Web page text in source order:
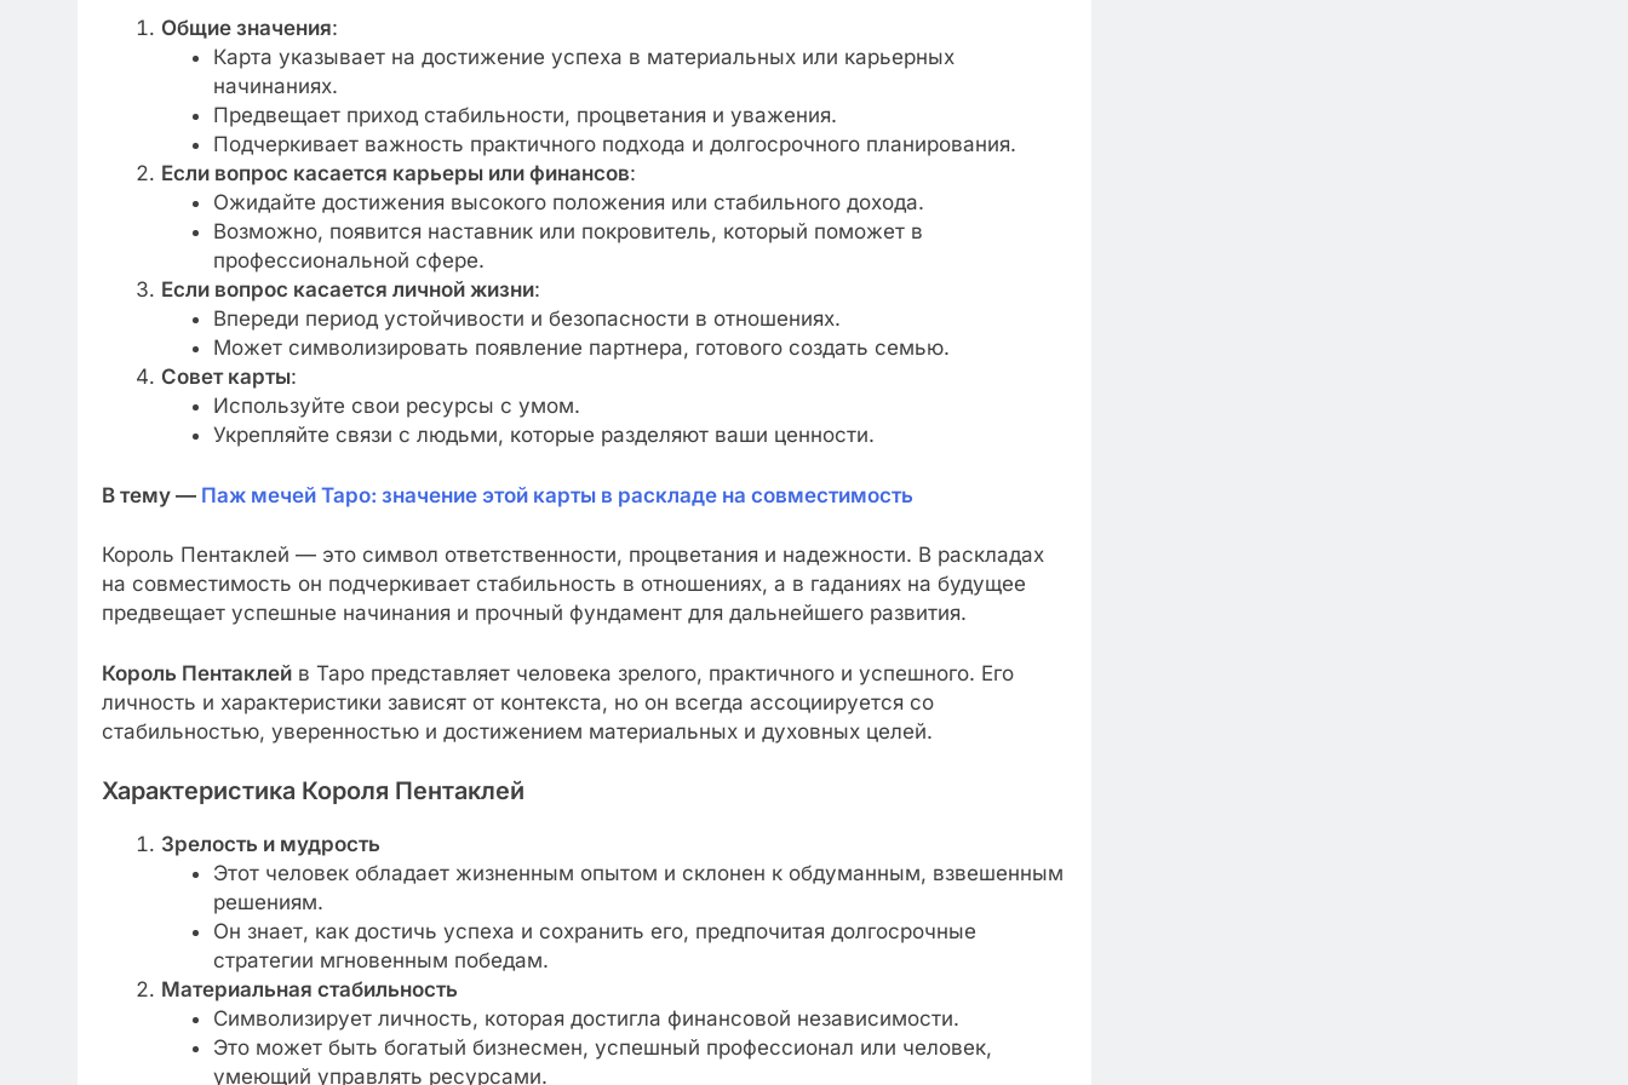
Общие значения:
Карта указывает на достижение успеха в материальных или карьерных
начинаниях.
Предвещает приход стабильности, процветания и уважения.
Подчеркивает важность практичного подхода и долгосрочного планирования.
Если вопрос касается карьеры или финансов:
Ожидайте достижения высокого положения или стабильного дохода.
Возможно, появится наставник или покровитель, который поможет в
профессиональной сфере.
Если вопрос касается личной жизни:
Впереди период устойчивости и безопасности в отношениях.
Может символизировать появление партнера, готового создать семью.
Совет карты:
Используйте свои ресурсы с умом.
Укрепляйте связи с людьми, которые разделяют ваши ценности.
В тему — Паж мечей Таро: значение этой карты в раскладе на совместимость
Король Пентаклей — это символ ответственности, процветания и надежности. В раскладах
на совместимость он подчеркивает стабильность в отношениях, а в гаданиях на будущее
предвещает успешные начинания и прочный фундамент для дальнейшего развития.
Король Пентаклей в Таро представляет человека зрелого, практичного и успешного. Его
личность и характеристики зависят от контекста, но он всегда ассоциируется со
стабильностью, уверенностью и достижением материальных и духовных целей.
Характеристика Короля Пентаклей
Зрелость и мудрость
Этот человек обладает жизненным опытом и склонен к обдуманным, взвешенным
решениям.
Он знает, как достичь успеха и сохранить его, предпочитая долгосрочные
стратегии мгновенным победам.
Материальная стабильность
Символизирует личность, которая достигла финансовой независимости.
Это может быть богатый бизнесмен, успешный профессионал или человек,
умеющий управлять ресурсами.